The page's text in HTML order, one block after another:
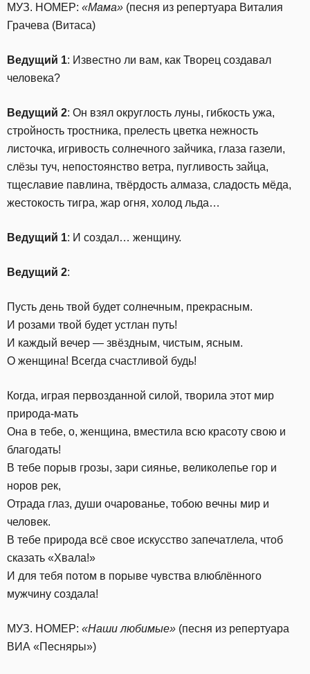
МУЗ. НОМЕР: «Мама» (песня из репертуара Виталия
Грачева (Витаса)
Ведущий 1: Известно ли вам, как Творец создавал
человека?
Ведущий 2: Он взял округлость луны, гибкость ужа,
стройность тростника, прелесть цветка нежность
листочка, игривость солнечного зайчика, глаза газели,
слёзы туч, непостоянство ветра, пугливость зайца,
тщеславие павлина, твёрдость алмаза, сладость мёда,
жестокость тигра, жар огня, холод льда…
Ведущий 1: И создал… женщину.
Ведущий 2:
Пусть день твой будет солнечным, прекрасным.
И розами твой будет устлан путь!
И каждый вечер — звёздным, чистым, ясным.
О женщина! Всегда счастливой будь!
Когда, играя первозданной силой, творила этот мир
природа-мать
Она в тебе, о, женщина, вместила всю красоту свою и
благодать!
В тебе порыв грозы, зари сиянье, великолепье гор и
норов рек,
Отрада глаз, души очарованье, тобою вечны мир и
человек.
В тебе природа всё свое искусство запечатлела, чтоб
сказать «Хвала!»
И для тебя потом в порыве чувства влюблённого
мужчину создала!
МУЗ. НОМЕР: «Наши любимые» (песня из репертуара
ВИА «Песняры»)